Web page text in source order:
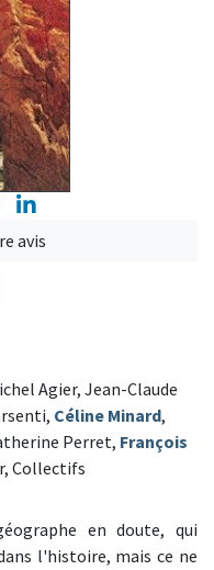
Pinterest
Linkedin
avis
Agier, Jean-Claude
Céline Minard,
Perret, François
Collectifs
en doute, qui
l'histoire, mais ce ne